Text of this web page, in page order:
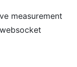
measurement